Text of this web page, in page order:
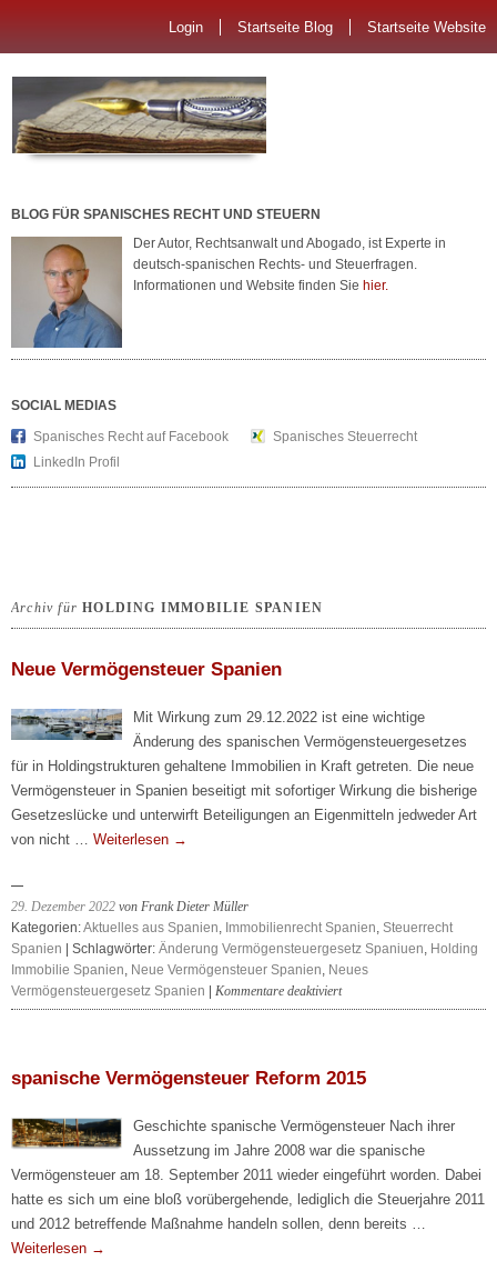
Login Startseite Blog Startseite Website
BLOG FÜR SPANISCHES RECHT UND STEUERN
Der Autor, Rechtsanwalt und Abogado, ist Experte in
deutsch-spanischen Rechts- und Steuerfragen.
Informationen und Website finden Sie hier.
SOCIAL MEDIAS
Spanisches Recht auf Facebook
Spanisches Steuerrecht
LinkedIn Profil
Archiv fürHOLDING IMMOBILIE SPANIEN
Neue Vermögensteuer Spanien
Mit Wirkung zum 29.12.2022 ist eine wichtige
Änderung des spanischen Vermögensteuergesetzes
für in Holdingstrukturen gehaltene Immobilien in Kraft getreten. Die neue
Vermögensteuer in Spanien beseitigt mit sofortiger Wirkung die bisherige
Gesetzeslücke und unterwirft Beteiligungen an Eigenmitteln jedweder Art
von nicht … Weiterlesen →
29. Dezember 2022 von Frank Dieter Müller
Kategorien:Aktuelles aus Spanien, Immobilienrecht Spanien, Steuerrecht
Spanien | Schlagwörter: Änderung Vermögensteuergesetz Spaniuen, Holding
Immobilie Spanien, Neue Vermögensteuer Spanien, Neues
Vermögensteuergesetz Spanien
Kommentare deaktiviertfür
Neue
spanische Vermögensteuer Reform 2015
Geschichte spanische Vermögensteuer Nach ihrer
Aussetzung im Jahre 2008 war die spanische
Vermögensteuer am 18. September 2011 wieder eingeführt worden. Dabei
hatte es sich um eine bloß vorübergehende, lediglich die Steuerjahre 2011
und 2012 betreffende Maßnahme handeln sollen, denn bereits …
Weiterlesen →